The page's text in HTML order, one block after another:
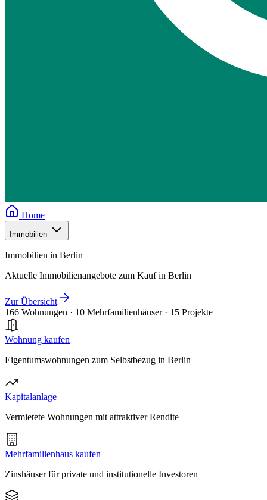
Home
Immobilien
Immobilien in Berlin
Aktuelle Immobilienangebote zum Kauf in Berlin
Zur Übersicht
166 Wohnungen · 10 Mehrfamilienhäuser · 15 Projekte
Wohnung kaufen
Eigentumswohnungen zum Selbstbezug in Berlin
Kapitalanlage
Vermietete Wohnungen mit attraktiver Rendite
Mehrfamilienhaus kaufen
Zinshäuser für private und institutionelle Investoren